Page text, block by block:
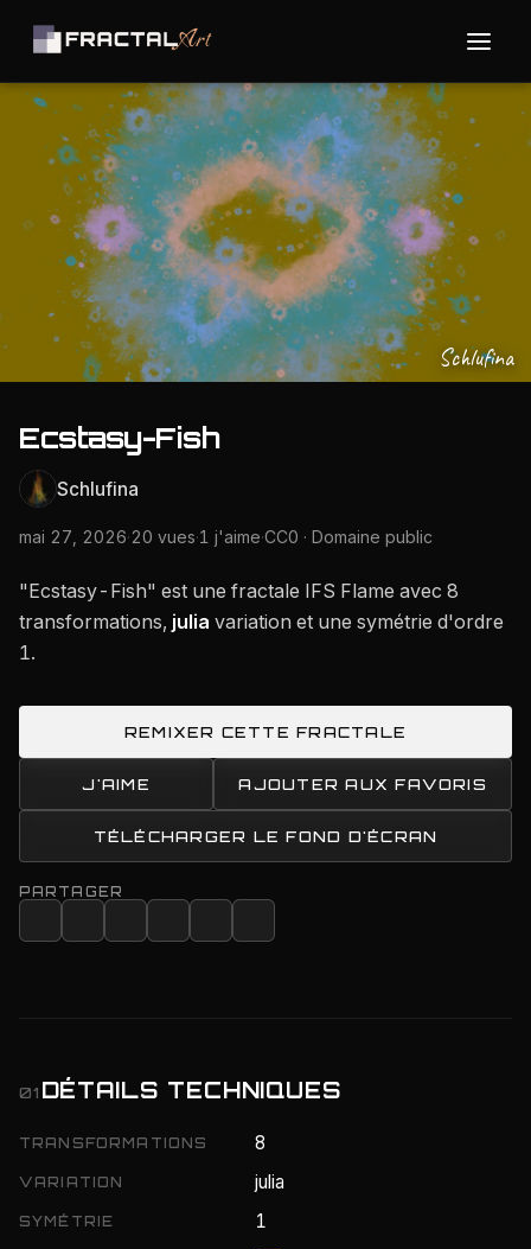
Schlufina
Ecstasy-Fish
Schlufina
mai 27, 2026·20 vues·1 j'aime·CC0 · Domaine public
"Ecstasy-Fish" est une fractale IFS Flame avec 8
transformations, julia variation et une symétrie d'ordre
1.
REMIXER CETTE FRACTALE
J'AIME AJOUTER AUX FAVORIS
TÉLÉCHARGER LE FOND D'ÉCRAN
PARTAGER
01 DÉTAILS TECHNIQUES
TRANSFORMATIONS 8
VARIATION julia
SYMÉTRIE 1